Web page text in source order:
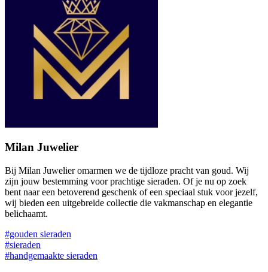
Milan Juwelier
Bij Milan Juwelier omarmen we de tijdloze pracht van goud. Wij
zijn jouw bestemming voor prachtige sieraden. Of je nu op zoek
bent naar een betoverend geschenk of een speciaal stuk voor jezelf,
wij bieden een uitgebreide collectie die vakmanschap en elegantie
belichaamt.
#gouden sieraden
#sieraden
#handgemaakte sieraden